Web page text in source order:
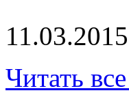
11.03.2015
Читать